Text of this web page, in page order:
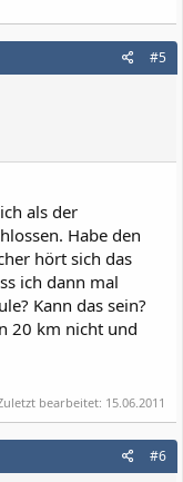
#5
als der
Habe den
hört sich das
ich dann mal
Kann das sein?
20 km nicht und
bearbeitet: 15.06.2011
#6